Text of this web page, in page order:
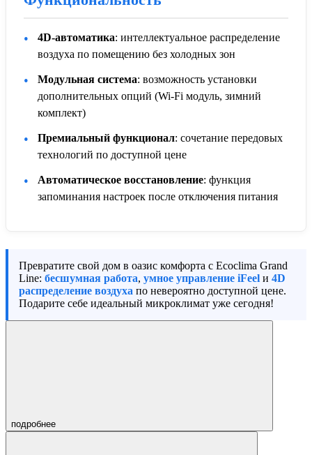
4D-автоматика: интеллектуальное распределение
воздуха по помещению без холодных зон
Модульная система: возможность установки
дополнительных опций (Wi-Fi модуль, зимний
комплект)
Премиальный функционал: сочетание передовых
технологий по доступной цене
Автоматическое восстановление: функция
запоминания настроек после отключения питания
Превратите свой дом в оазис комфорта с Ecoclima Grand
Line: бесшумная работа, умное управление iFeel и 4D
распределение воздуха по невероятно доступной цене.
Подарите себе идеальный микроклимат уже сегодня!
подробнее